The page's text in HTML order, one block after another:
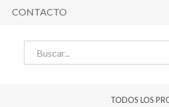
CONTACTO
TODOS LOS